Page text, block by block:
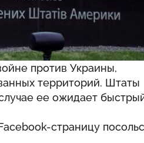
против Украины,
территорий. Штаты
ее ожидает
страницу